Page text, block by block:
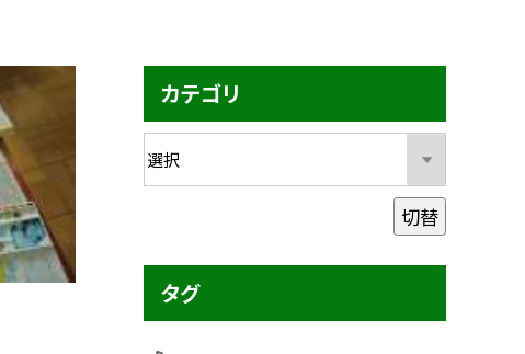
カテゴリ
切替
タグ